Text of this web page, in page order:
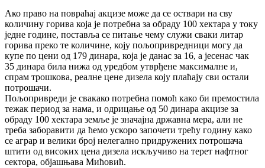
Ако право на повраћај акцизе може да се оствари на сву
количину горива која је потребна за обраду 100 хектара у току
једне године, поставља се питање чему служи сваки литар
горива преко те количине, коју пољопривредници могу да
купе по цени од 179 динара, која је данас за 16, а јесенас чак
35 динара била нижа од уредбом утврђене максималне и,
спрам трошкова, реалне цене дизела коју плаћају сви остали
потрошачи.
Пољопривреди је свакако потребна помоћ како би премостила
тежак период за нама, и одрицање од 50 динара акцизе за
обраду 100 хектара земље је значајна државна мера, али не
треба заборавити да ћемо ускоро започети трећу годину како
се аграр и велики број нелегално придружених потрошача
штити од високих цена дизела искључиво на терет нафтног
сектора, објашњава Мићовић.